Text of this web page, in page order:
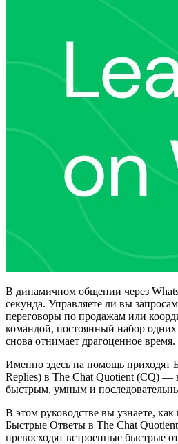
В динамичном общении через
секунда. Управляете ли вы
переговоры по продажам или
командой, постоянный набор одних
снова отнимает драгоценное время.
Именно здесь на помощь приходят
Replies) в The Chat Quotient (CQ) —
быстрым, умным и
В этом руководстве вы узнаете, как
Быстрые Ответы в The Chat
превосходят встроенные быстрые